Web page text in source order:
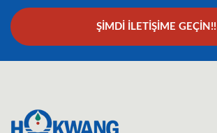
ŞIMDI İLETIŞIME GEÇIN!!